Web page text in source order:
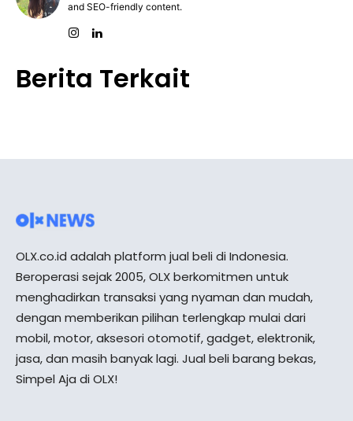
and SEO-friendly content.
Berita Terkait
OLX.co.id adalah platform jual beli di Indonesia.
Beroperasi sejak 2005, OLX berkomitmen untuk
menghadirkan transaksi yang nyaman dan mudah,
dengan memberikan pilihan terlengkap mulai dari
mobil, motor, aksesori otomotif, gadget, elektronik,
jasa, dan masih banyak lagi. Jual beli barang bekas,
Simpel Aja di OLX!